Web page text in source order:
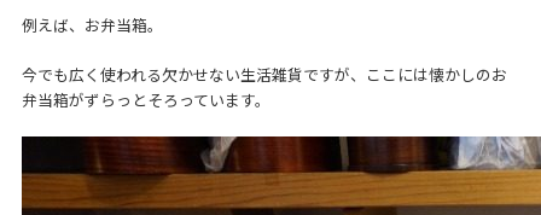
例えば、お弁当箱。
今でも広く使われる欠かせない生活雑貨ですが、ここには懐かしのお
弁当箱がずらっとそろっています。